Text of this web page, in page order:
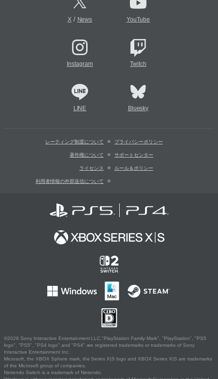
X/ News YouTube
Instagram Twitch
LINE Bluesky
レーティング制度について プライバシーポリシー
著作権について サポートセンター
ライセンス ルール＆ポリシー
利用者情報の外部送信について
©2026 Sony Interactive Entertainment LLC."PlayStation Family Mark", "PlayStation", "PS5
logo", "PS5", "PS4 logo" and "PS4" are registered trademarks or trademarks of Sony
Interactive Entertainment Inc.
Microsoft, the XBOX Sphere mark, the Series X|S logo and XBOX Series X|S are trademarks
of the Microsoft group of companies.
Nintendo Switch is a trademark of Nintendo.